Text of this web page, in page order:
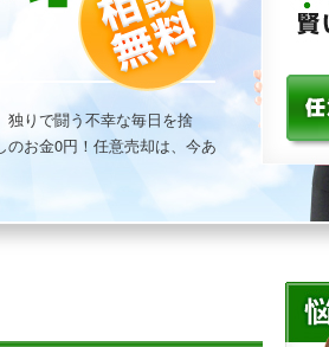
独りで闘う不幸な毎日を捨
お金0円！任意売却は、今あ